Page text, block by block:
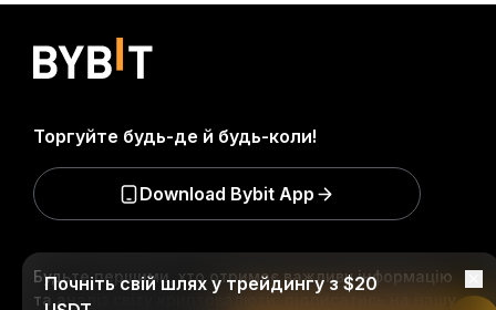
Будьте першими, хто отримає важливу інформацію
та аналіз світу криптовалюти: підписатись на нашу
Торгуйте будь-де й будь-коли!
Download Bybit App
Почніть свій шлях у трейдингу з $20